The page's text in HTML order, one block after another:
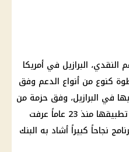
البرازيل في أمريكا
كنوع من أنواع الدعم وفق
في البرازيل، وفق حزمة من
الإجراءات للتنمية الاجتماعية تم تطبيقها منذ 23 عاماً عرفت
نجاحاً كبيراً أشاد به البنك